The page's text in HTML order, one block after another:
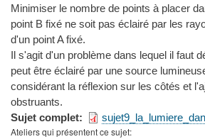
Minimiser le nombre de points à placer
point B fixé ne soit pas éclairé par les
d'un point A fixé.
Il s'agit d'un problème dans lequel il faut
peut être éclairé par une source
considérant la réflexion sur les côtés et
obstruants.
Sujet complet
Ateliers qui présentent ce sujet